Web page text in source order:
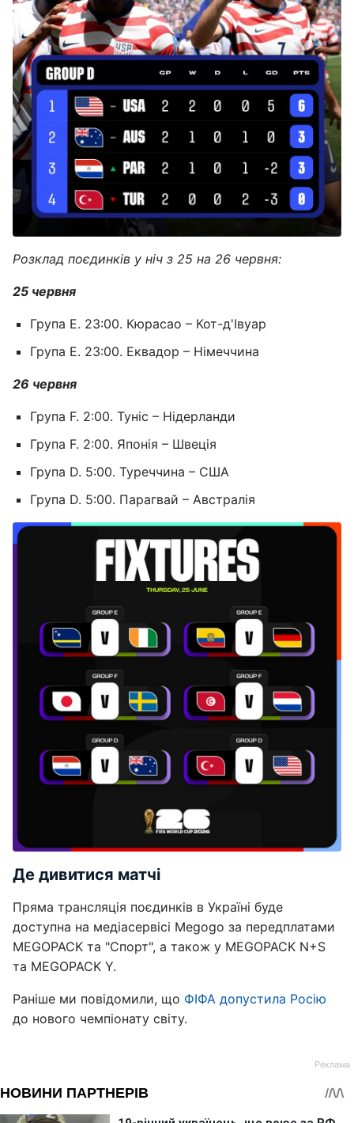
Розклад поєдинків у ніч з 25 на 26 червня:
25 червня
Група E. 23:00. Кюрасао – Кот-д'Івуар
Група E. 23:00. Еквадор – Німеччина
26 червня
Група F. 2:00. Туніс – Нідерланди
Група F. 2:00. Японія – Швеція
Група D. 5:00. Туреччина – США
Група D. 5:00. Парагвай – Австралія
Де дивитися матчі
Пряма трансляція поєдинків в Україні буде
доступна на медіасервісі Megogo за передплатами
MEGOPACK та "Спорт", а також у MEGOPACK N+S
та MEGOPACK Y.
Раніше ми повідомили, що ФІФА допустила Росію
до нового чемпіонату світу.